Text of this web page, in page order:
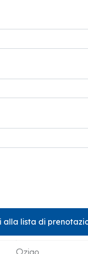
alla lista di
Ozigo